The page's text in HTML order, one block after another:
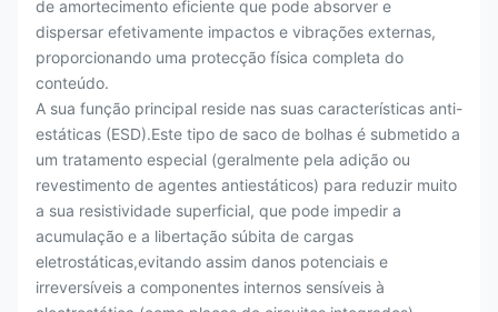
de amortecimento eficiente que pode absorver e
dispersar efetivamente impactos e vibrações externas,
proporcionando uma protecção física completa do
conteúdo.
A sua função principal reside nas suas características anti-
estáticas (ESD).Este tipo de saco de bolhas é submetido a
um tratamento especial (geralmente pela adição ou
revestimento de agentes antiestáticos) para reduzir muito
a sua resistividade superficial, que pode impedir a
acumulação e a libertação súbita de cargas
eletrostáticas,evitando assim danos potenciais e
irreversíveis a componentes internos sensíveis à